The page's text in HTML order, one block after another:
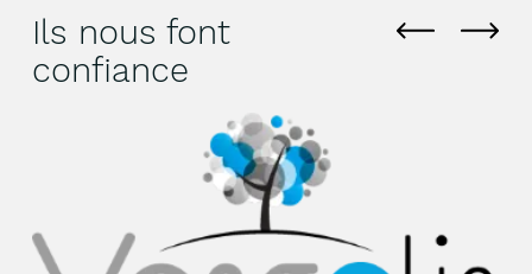
Ils nous font
confiance